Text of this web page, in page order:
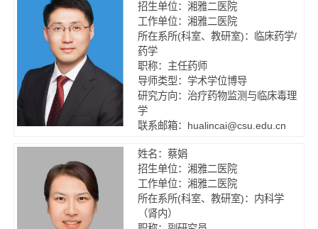
招生单位：湘雅二医院
工作单位：湘雅二医院
所在系所(科室、教研室)：临床药学/
药学
职称：主任药师
导师类型：学术学位博导
研究方向：治疗药物监测与临床毒理
学
联系邮箱：hualincai@csu.edu.cn
姓名：蔡娟
招生单位：湘雅二医院
工作单位：湘雅二医院
所在系所(科室、教研室)：内科学
（肾内）